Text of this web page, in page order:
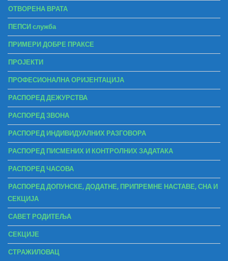
ОТВОРЕНА ВРАТА
ПЕПСИ служба
ПРИМЕРИ ДОБРЕ ПРАКСЕ
ПРОЈЕКТИ
ПРОФЕСИОНАЛНА ОРИЈЕНТАЦИЈА
РАСПОРЕД ДЕЖУРСТВА
РАСПОРЕД ЗВОНА
РАСПОРЕД ИНДИВИДУАЛНИХ РАЗГОВОРА
РАСПОРЕД ПИСМЕНИХ И КОНТРОЛНИХ ЗАДАТАКА
РАСПОРЕД ЧАСОВА
РАСПОРЕД ДОПУНСКЕ, ДОДАТНЕ, ПРИПРЕМНЕ НАСТАВЕ, СНА И
СЕКЦИЈА
САВЕТ РОДИТЕЉА
СЕКЦИЈЕ
СТРАЖИЛОВАЦ